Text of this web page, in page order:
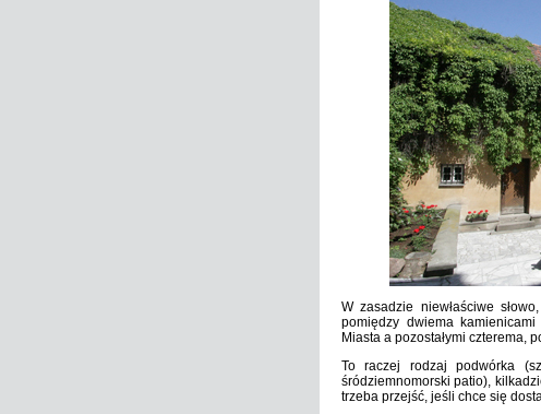
W zasadzie niewłaściwe
pomiędzy dwiema
Miasta a pozostałymi czterema,
To raczej rodzaj podwórka
śródziemnomorski patio),
trzeba przejść, jeśli chce się